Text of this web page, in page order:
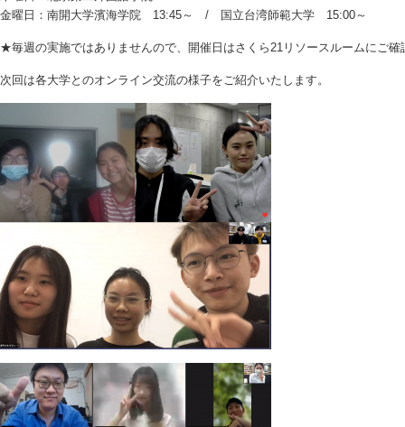
金曜日：南開大学濱海学院 13:45～ / 国立台湾師範大学 15:00～
★毎週の実施ではありませんので、開催日はさくら21リソースルームにご確
次回は各大学とのオンライン交流の様子をご紹介いたします。